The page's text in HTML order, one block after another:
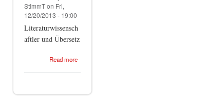
StImmTon Fri,
12/20/2013 - 19:00
Literaturwissensch
aftler und Übersetz
Read more